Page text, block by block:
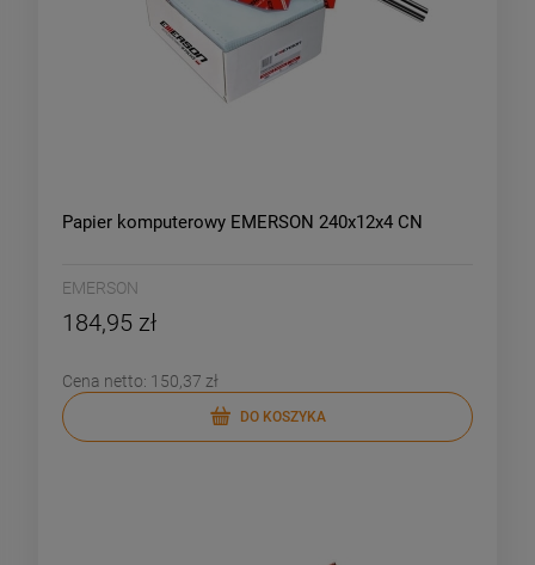
Papier komputerowy EMERSON 240x12x4 CN
EMERSON
184,95 zł
Cena netto: 150,37 zł
DO KOSZYKA